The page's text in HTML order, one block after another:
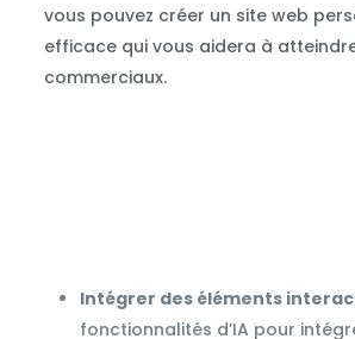
vous pouvez créer un site web
efficace qui vous aidera à
commerciaux.
Intégrer des éléments
fonctionnalités d’IA pour